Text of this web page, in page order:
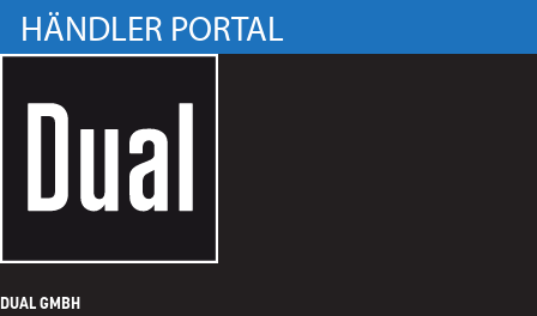
HÄNDLER PORTAL
DUAL GMBH